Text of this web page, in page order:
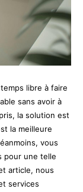
libre à faire
sans avoir à
la solution est
la meilleure
vous
pour une telle
article, nous
services